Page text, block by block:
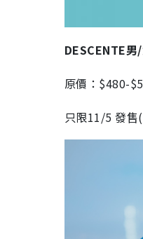
DESCENTE
原價：$480-
只限11/5 發售